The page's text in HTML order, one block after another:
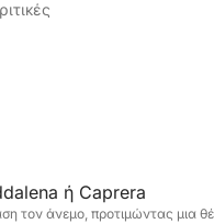
ή να
την χρυσή
αυτή η
ή Caprera
τον άνεμο, προτιμώντας μια